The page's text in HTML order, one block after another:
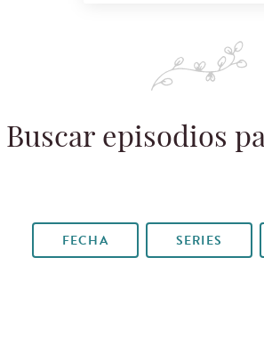
Buscar episodios
FECHA SERIES